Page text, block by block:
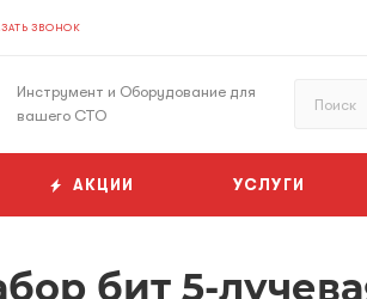
ЗВОНОК
Инструмент и Оборудование для
вашего СТО
АКЦИИ УСЛУГИ
бит 5-